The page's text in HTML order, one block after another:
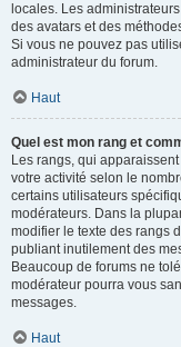
locales. Les
des avatars et des
Si vous ne pouvez pas
administrateur du forum.
Haut
Quel est mon rang et
Les rangs, qui
votre activité selon le
certains utilisateurs
modérateurs. Dans la
modifier le texte des rangs
publiant inutilement des
Beaucoup de forums ne
modérateur pourra vous
messages.
Haut